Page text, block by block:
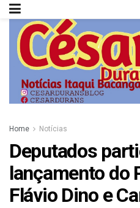
Home Notícias
Deputados
lançamento do
Flávio Dino e